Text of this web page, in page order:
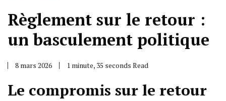
Règlement sur le retour :
un basculement politique
8 mars 2026 1 minute, 35 seconds Read
Le compromis sur le retour